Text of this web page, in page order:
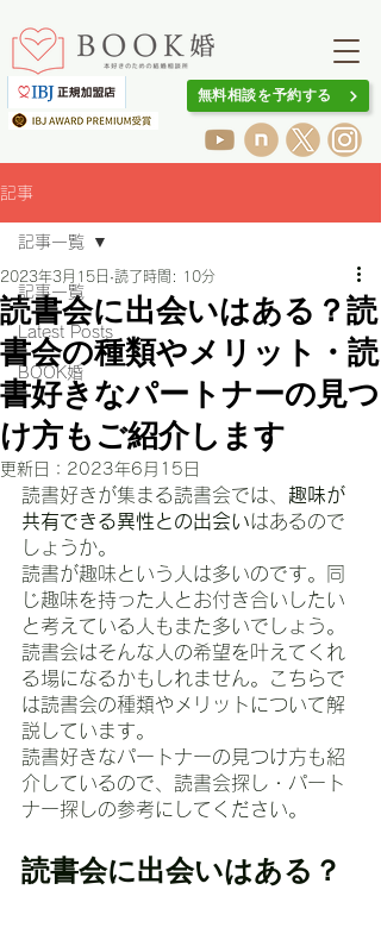
無料相談を予約する
記事
記事一覧
Latest Posts
BOOK婚
記事一覧
読書会に出会いはある？読
書会の種類やメリット・読
書好きなパートナーの見つ
け方もご紹介します
2023年3月15日 読了時間: 10分
更新日： 2023年6月15日
読書好きが集まる読書会では、 趣味が
共有できる異性との出会いはあるので
しょうか。
読書が趣味という人は多いのです。同
じ趣味を持った人とお付き合いしたい
と考えている人もまた多いでしょう。
読書会はそんな人の希望を叶えてくれ
る場になるかもしれません。こちらで
は読書会の種類やメリットについて解
説しています。
読書好きなパートナーの見つけ方も紹
介しているので、読書会探し・パート
ナー探しの参考にしてください。
読書会に出会いはある？